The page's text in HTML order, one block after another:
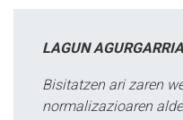
LAGUN
Bisitatzen ari zaren
normalizazioaren